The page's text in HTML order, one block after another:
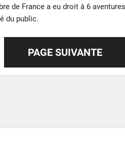
de France a eu droit à 6 aventures
du public.
PAGE SUIVANTE